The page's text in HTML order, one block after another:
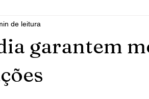
garantem
de leitura